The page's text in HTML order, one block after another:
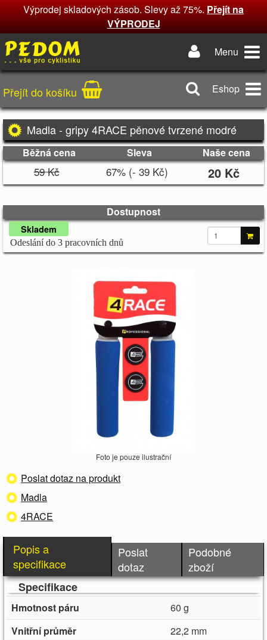
Výprodej skladových zásob. Slevy až 75%.Přejít na
VÝPRODEJ
Menu
Přejít do košíku Eshop
Madla - gripy 4RACE pěnové tvrzené modré
Běžná cena Sleva Naše cena
59 Kč 67% (- 39 Kč) 20 Kč
Dostupnost
Skladem
Odeslání do 3 pracovních dnů
Foto je pouze ilustrační
Poslat dotaz na produkt
Madla
4RACE
Popis a
specifikace
Poslat
dotaz
Podobné
zboží
Specifikace
Hmotnost páru
60 g
Vnitřní průměr
22,2 mm